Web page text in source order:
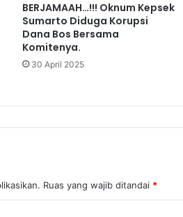
BERJAMAAH…!!! Oknum Kepsek
Sumarto Diduga Korupsi
Dana Bos Bersama
Komitenya.
30 April 2025
Ruas yang wajib ditandai *